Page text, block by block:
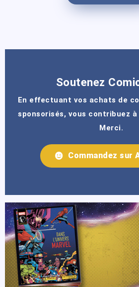
Soutenez
En effectuant vos achats de
sponsorisés, vous contribuez à
Merci.
Commandez sur